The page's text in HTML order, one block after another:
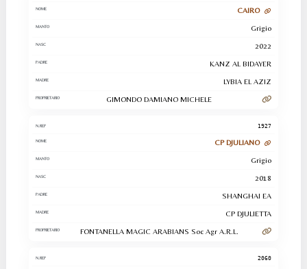
CAIRO
Grigio
2022
KANZ AL BIDAYER
LYBIA EL AZIZ
GIMONDO DAMIANO MICHELE
1927
CP DJULIANO
Grigio
2018
SHANGHAI EA
CP DJULIETTA
FONTANELLA MAGIC ARABIANS Soc Agr A.R.L.
2060